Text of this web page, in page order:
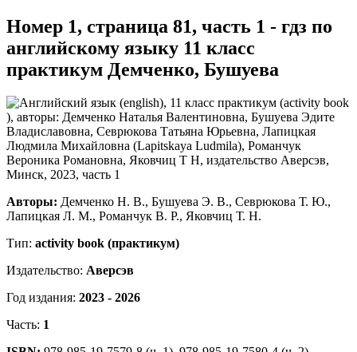
Номер 1, страница 81, часть 1 - гдз по
английскому языку 11 класс
практикум Демченко, Бушуева
Авторы: Демченко Н. В., Бушуева Э. В., Севрюкова Т. Ю.,
Лапицкая Л. М., Романчук В. Р., Яковчиц Т. Н.
Тип: activity book (практикум)
Издательство: Аверсэв
Год издания: 2023 - 2026
Часть: 1